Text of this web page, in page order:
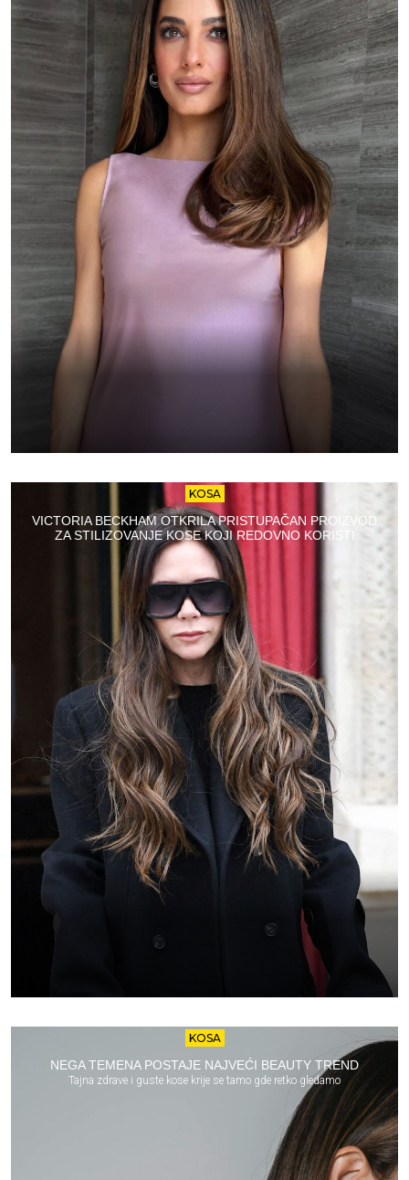
KOSA
VICTORIA BECKHAM OTKRILA PRISTUPAČAN PROIZVOD
ZA STILIZOVANJE KOSE KOJI REDOVNO KORISTI
KOSA
NEGA TEMENA POSTAJE NAJVEĆI BEAUTY TREND
Tajna zdrave i guste kose krije se tamo gde retko gledamo